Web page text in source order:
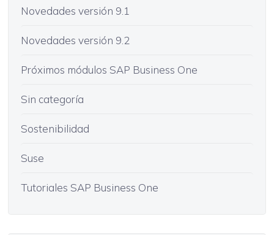
Novedades versión 9.1
Novedades versión 9.2
Próximos módulos SAP Business One
Sin categoría
Sostenibilidad
Suse
Tutoriales SAP Business One